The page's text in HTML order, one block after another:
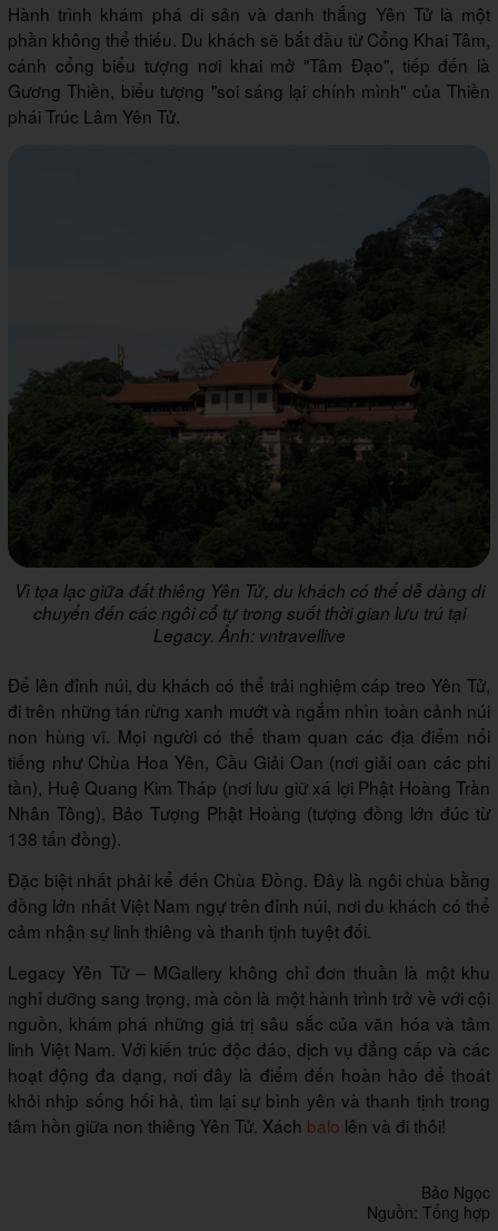
Hành trình khám phá di sản và danh thắng Yên Tử là một
phần không thể thiếu. Du khách sẽ bắt đầu từ Cổng Khai Tâm,
cánh cổng biểu tượng nơi khai mở "Tâm Đạo", tiếp đến là
Gương Thiền, biểu tượng "soi sáng lại chính mình" của Thiền
phái Trúc Lâm Yên Tử.
Vì tọa lạc giữa đất thiêng Yên Tử, du khách có thể dễ dàng di
chuyển đến các ngôi cổ tự trong suốt thời gian lưu trú tại
Legacy. Ảnh: vntravellive
Để lên đỉnh núi, du khách có thể trải nghiệm cáp treo Yên Tử,
đi trên những tán rừng xanh mướt và ngắm nhìn toàn cảnh núi
non hùng vĩ. Mọi người có thể tham quan các địa điểm nổi
tiếng như Chùa Hoa Yên, Cầu Giải Oan (nơi giải oan các phi
tần), Huệ Quang Kim Tháp (nơi lưu giữ xá lợi Phật Hoàng Trần
Nhân Tông), Bảo Tượng Phật Hoàng (tượng đồng lớn đúc từ
138 tấn đồng).
Đặc biệt nhất phải kể đến Chùa Đồng. Đây là ngôi chùa bằng
đồng lớn nhất Việt Nam ngự trên đỉnh núi, nơi du khách có thể
cảm nhận sự linh thiêng và thanh tịnh tuyệt đối.
Legacy Yên Tử – MGallery không chỉ đơn thuần là một khu
nghỉ dưỡng sang trọng, mà còn là một hành trình trở về với cội
nguồn, khám phá những giá trị sâu sắc của văn hóa và tâm
linh Việt Nam. Với kiến trúc độc đáo, dịch vụ đẳng cấp và các
hoạt động đa dạng, nơi đây là điểm đến hoàn hảo để thoát
khỏi nhịp sống hối hả, tìm lại sự bình yên và thanh tịnh trong
tâm hồn giữa non thiêng Yên Tử. Xách balo lên và đi thôi!
Bảo Ngọc
Nguồn: Tổng hợp